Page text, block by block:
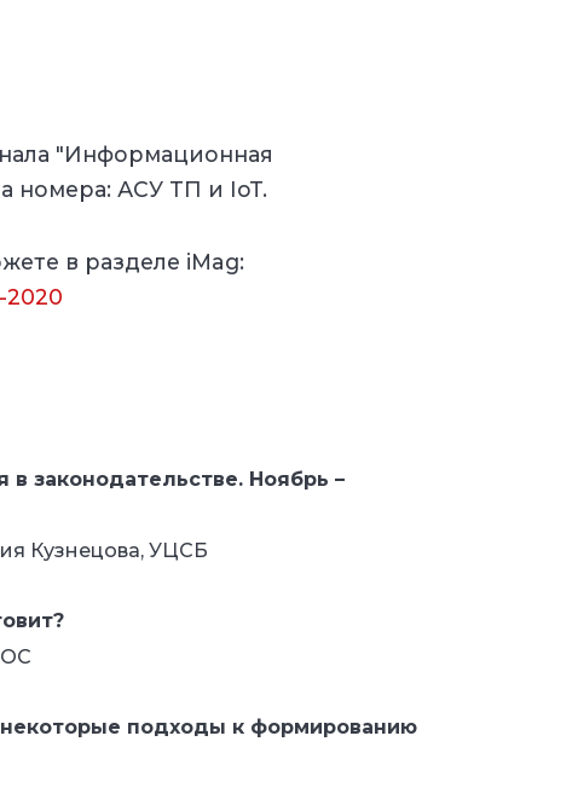
"Информационная
номера: АСУ ТП и IoT.
в разделе iMag:
2020
законодательстве. Ноябрь –
Кузнецова, УЦСБ
ОС
подходы к формированию